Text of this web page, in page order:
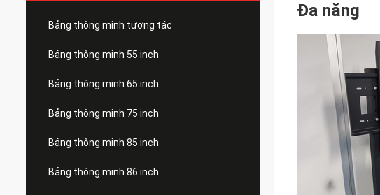
Bảng thông minh tương tác
Bảng thông minh 55 inch
Bảng thông minh 65 inch
Bảng thông minh 75 inch
Bảng thông minh 85 inch
Bảng thông minh 86 inch
Đa năng